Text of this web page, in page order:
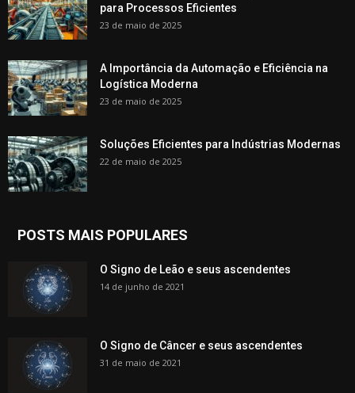
para Processos Eficientes
23 de maio de 2025
A Importância da Automação e Eficiência na
Logística Moderna
23 de maio de 2025
Soluções Eficientes para Indústrias Modernas
22 de maio de 2025
POSTS MAIS POPULARES
O Signo de Leão e seus ascendentes
14 de junho de 2021
O Signo de Câncer e seus ascendentes
31 de maio de 2021